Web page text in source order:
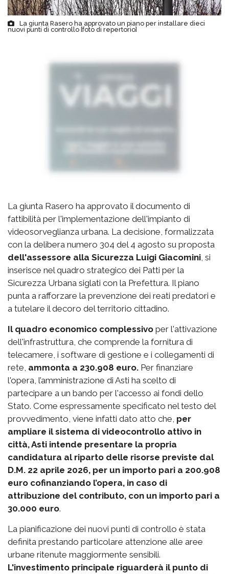
La giunta Rasero ha approvato un piano per installare dieci
nuovi punti di controllo [foto di repertorio]
La giunta Rasero ha approvato il documento di
fattibilità per l'implementazione dell'impianto di
videosorveglianza urbana. La decisione, formalizzata
con la delibera numero 304 del 4 agosto su proposta
dell'assessore alla Sicurezza Luigi Giacomini, si
inserisce nel quadro strategico dei Patti per la
Sicurezza Urbana siglati con la Prefettura. Il piano
punta a rafforzare la prevenzione dei reati predatori e
a tutelare il decoro del territorio cittadino.
Il quadro economico complessivo per l'attivazione
dell'infrastruttura, che comprende la fornitura di
telecamere, i software di gestione e i collegamenti di
rete, ammonta a 230.908 euro. Per finanziare
l'opera, l’amministrazione di Asti ha scelto di
partecipare a un bando per l'accesso ai fondi dello
Stato. Come espressamente specificato nel testo del
provvedimento, viene infatti dato atto che, per
ampliare il sistema di videocontrollo attivo in
città, Asti intende presentare la propria
candidatura al riparto delle risorse previste dal
D.M. 22 aprile 2026, per un importo pari a 200.908
euro cofinanziando l’opera, in caso di
attribuzione del contributo, con un importo pari a
30.000 euro.
La pianificazione dei nuovi punti di controllo è stata
definita prestando particolare attenzione alle aree
urbane ritenute maggiormente sensibili.
L'investimento principale riguarderà il punto di